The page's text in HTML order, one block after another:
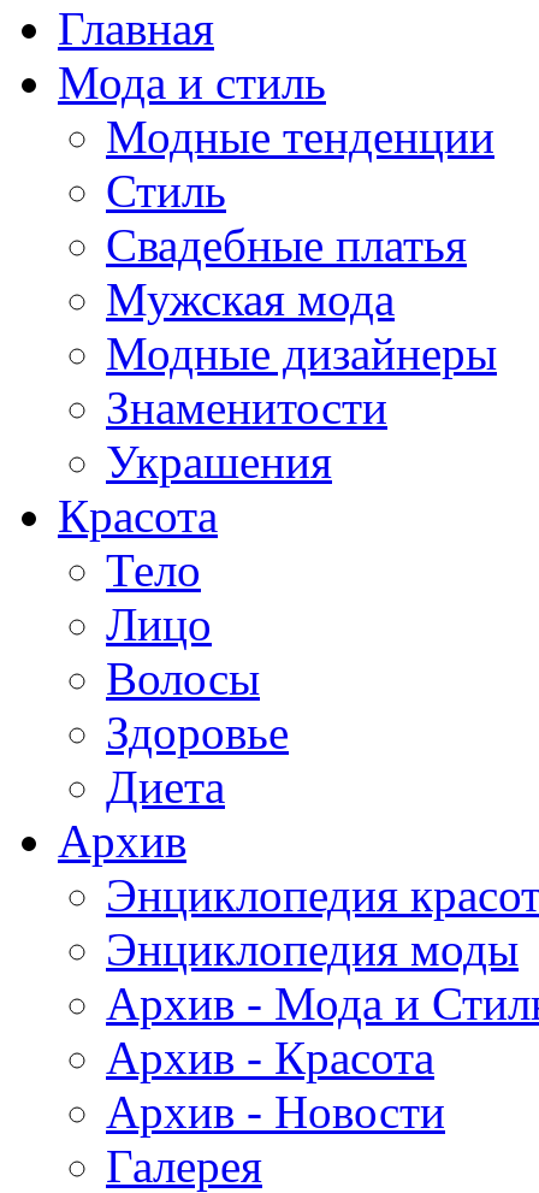
Главная
Мода и стиль
Модные тенденции
Стиль
Свадебные платья
Мужская мода
Модные дизайнеры
Знаменитости
Украшения
Красота
Тело
Лицо
Волосы
Здоровье
Диета
Архив
Энциклопедия
Энциклопедия моды
Архив - Мода и
Архив - Красота
Архив - Новости
Галерея